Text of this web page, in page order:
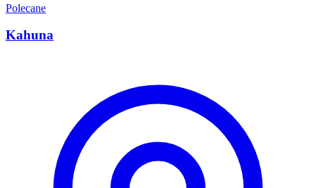
Polecane
Kahuna